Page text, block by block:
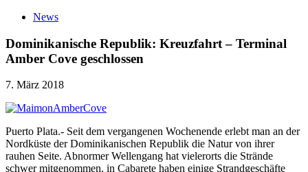
News
Dominikanische Republik: Kreuzfahrt – Terminal
Amber Cove geschlossen
7. März 2018
Puerto Plata.- Seit dem vergangenen Wochenende erlebt man an der
Nordküste der Dominikanischen Republik die Natur von ihrer
rauhen Seite. Abnormer Wellengang hat vielerorts die Strände
schwer mitgenommen, in Cabarete haben einige Strandgeschäfte